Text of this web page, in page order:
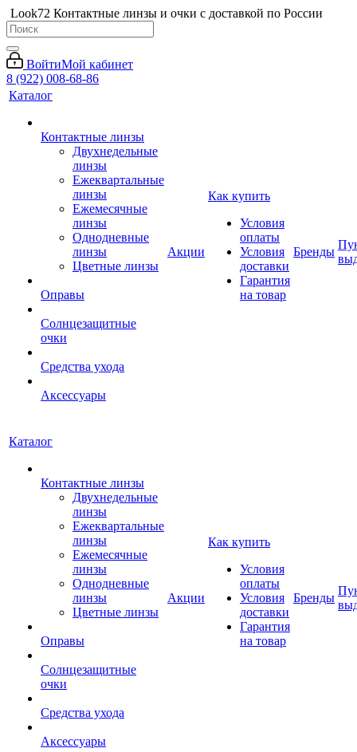
Look72 Контактные линзы и очки с доставкой по России
ВойтиМой кабинет
8 (922) 008-68-86
Каталог
Контактные линзы
Двухнедельные
линзы
Ежеквартальные
линзы
Ежемесячные
линзы
Однодневные
линзы
Цветные линзы
Оправы
Солнцезащитные
очки
Средства ухода
Аксессуары
Акции
Как купить
Условия
оплаты
Условия
доставки
Гарантия
на товар
Бренды
Каталог
Контактные линзы
Двухнедельные
линзы
Ежеквартальные
линзы
Ежемесячные
линзы
Однодневные
линзы
Цветные линзы
Оправы
Солнцезащитные
очки
Средства ухода
Аксессуары
Акции
Как купить
Условия
оплаты
Условия
доставки
Гарантия
на товар
Бренды